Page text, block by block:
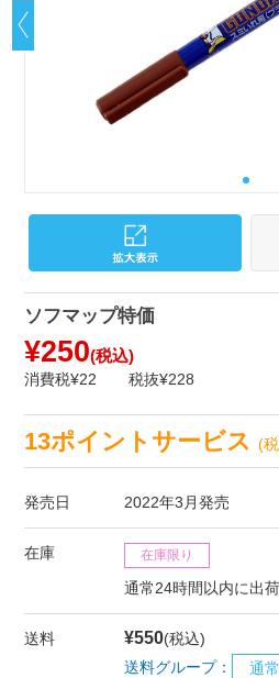
ソフマップ特価
¥250(税込)
消費税¥22 税抜¥228
13ポイントサービス(
発売日 2022年3月発売
在庫 在庫限り
通常24時間以内に出荷
送料 ¥550(税込)
送料グループ：
通